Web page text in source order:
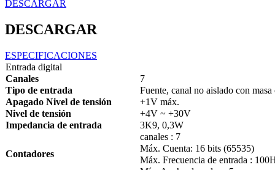
DESCARGAR
DESCARGAR
ESPECIFICACIONES
Entrada digital
Canales
7
Tipo de entrada
Fuente, canal no aislado con masa
Apagado Nivel de tensión
+1V máx.
Nivel de tensión
+4V ~ +30V
Impedancia de entrada
3K9, 0,3W
Contadores
canales : 7
Máx. Cuenta: 16 bits (65535)
Máx. Frecuencia de entrada :